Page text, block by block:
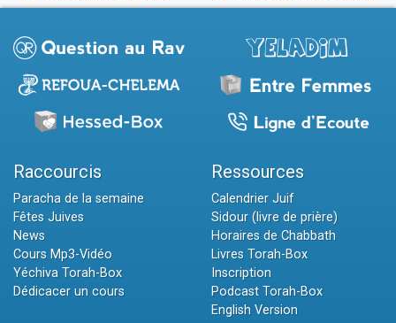
Raccourcis
Paracha de la semaine
Fêtes Juives
News
Cours Mp3-Vidéo
Yéchiva Torah-Box
Dédicacer un cours
Ressources
Calendrier Juif
Sidour (livre de prière)
Horaires de Chabbath
Livres Torah-Box
Inscription
Podcast Torah-Box
English Version